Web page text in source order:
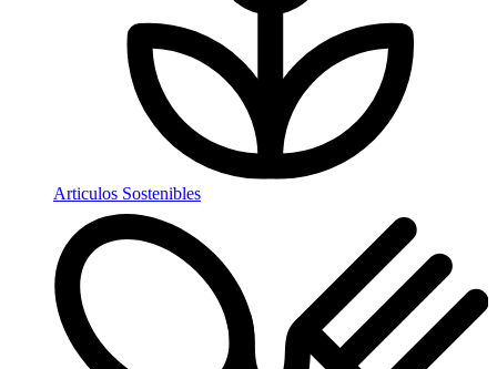
Articulos Sostenibles